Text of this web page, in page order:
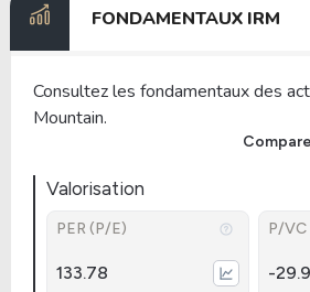
FONDAMENTAUX IRM
Consultez les fondamentaux des
Mountain.
Valorisation
PER (P/E)
133.78
P/VC
-